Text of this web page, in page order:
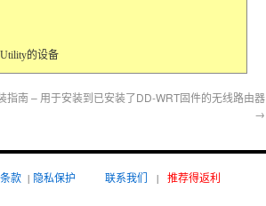
的设备
指南 – 用于安装到已安装了DD-WRT固件的无线路由器
→
款 | 隐私保护 联系我们 | 推荐得返利